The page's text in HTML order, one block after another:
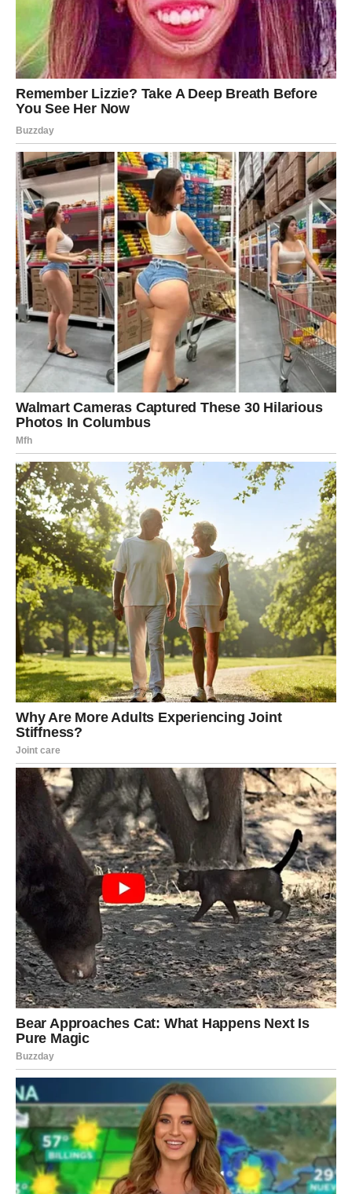
biti nova šansa za ljubav koja raste. Ako ne, Ribe će po
prvi put imati snagu da puste bez tuge, jer će shvatiti da
prava ljubav ne boli i ne traži žrtvu. Tada se otvara
prostor za novu emociju koja donosi mir, a ne suze.